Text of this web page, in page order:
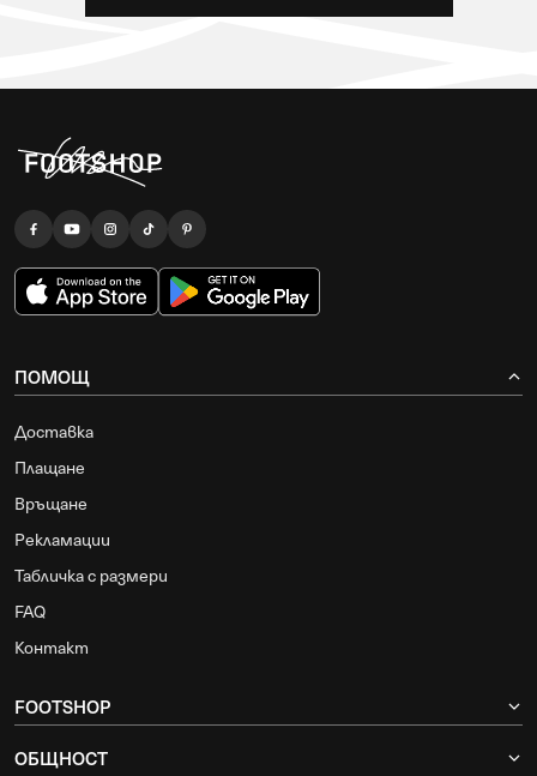
ПОМОЩ
Доставка
Плащане
Връщане
Рекламации
Табличка с размери
FAQ
Контакт
FOOTSHOP
ОБЩНОСТ